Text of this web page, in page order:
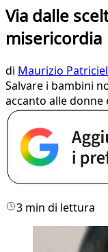
Via dalle
misericordia
di Maurizio
Salvare i bambini
accanto alle donne
3 min di lettura